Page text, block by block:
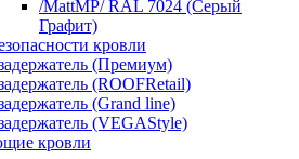
/MattMP/ RAL 7024 (Серый
Графит)
кровли
(Премиум)
(ROOFRetail)
(Grand line)
(VEGAStyle)
кровли